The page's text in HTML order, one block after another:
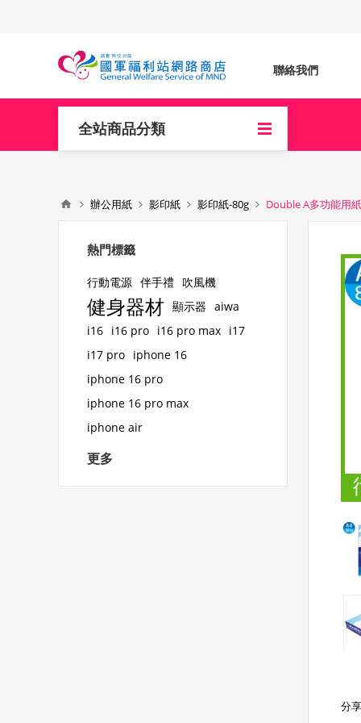
聯絡我們
全站商品分類
辦公用紙 影印紙 影印紙-80g Double A多功能用
分
熱門標籤
行動電源 伴手禮 吹風機
健身器材 顯示器 aiwa
i16 i16 pro i16 pro max i17
i17 pro iphone 16
iphone 16 pro
iphone 16 pro max
iphone air
更多